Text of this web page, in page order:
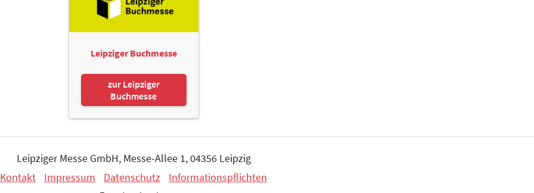
Leipziger Buchmesse
zur Leipziger
Buchmesse
Leipziger Messe GmbH, Messe-Allee 1, 04356 Leipzig
Kontakt
Impressum Datenschutz
Informationspflichten